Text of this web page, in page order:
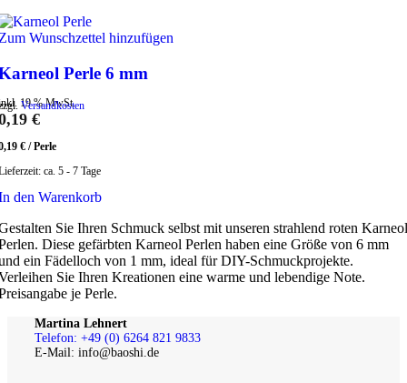
Wunschzettel hinzufügen
Perle 6 mm
19 % MwSt.
Versandkosten
€
€ /Perle
ca. 5 - 7 Tage
den Warenkorb
Sie Ihren Schmuck selbst mit unseren strahlend roten Karneol
Diese gefärbten Karneol Perlen haben eine Größe von 6 mm
ein Fädelloch von 1 mm, ideal für DIY-Schmuckprojekte.
Sie Ihren Kreationen eine warme und lebendige Note.
je Perle.
Martina Lehnert
Telefon: +49 (0) 6264 821 9833
E-Mail: info@baoshi.de